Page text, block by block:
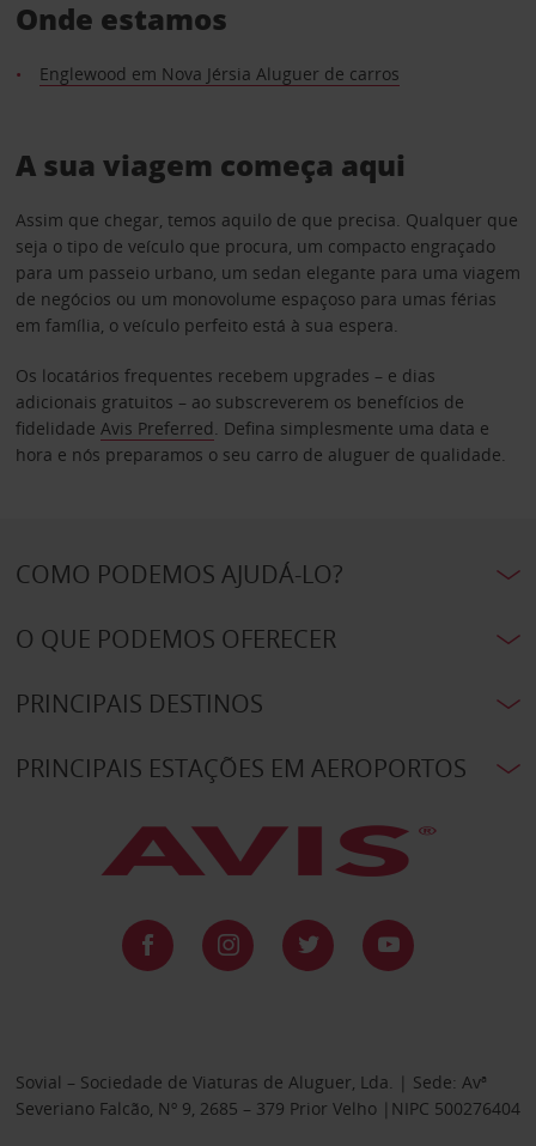
Onde estamos
Englewood em Nova Jérsia Aluguer de carros
A sua viagem começa aqui
Assim que chegar, temos aquilo de que precisa. Qualquer que
seja o tipo de veículo que procura, um compacto engraçado
para um passeio urbano, um sedan elegante para uma viagem
de negócios ou um monovolume espaçoso para umas férias
em família, o veículo perfeito está à sua espera.
Os locatários frequentes recebem upgrades – e dias
adicionais gratuitos – ao subscreverem os benefícios de
fidelidade Avis Preferred. Defina simplesmente uma data e
hora e nós preparamos o seu carro de aluguer de qualidade.
COMO PODEMOS AJUDÁ-LO?
O QUE PODEMOS OFERECER
PRINCIPAIS DESTINOS
PRINCIPAIS ESTAÇÕES EM AEROPORTOS
Sovial – Sociedade de Viaturas de Aluguer, Lda. | Sede: Avª
Severiano Falcão, Nº 9, 2685 – 379 Prior Velho |NIPC 500276404